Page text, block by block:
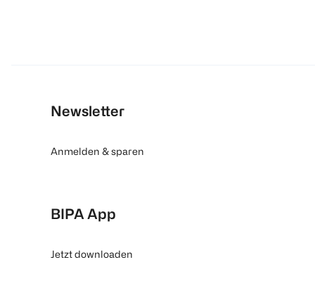
Newsletter
Anmelden & sparen
BIPA App
Jetzt downloaden